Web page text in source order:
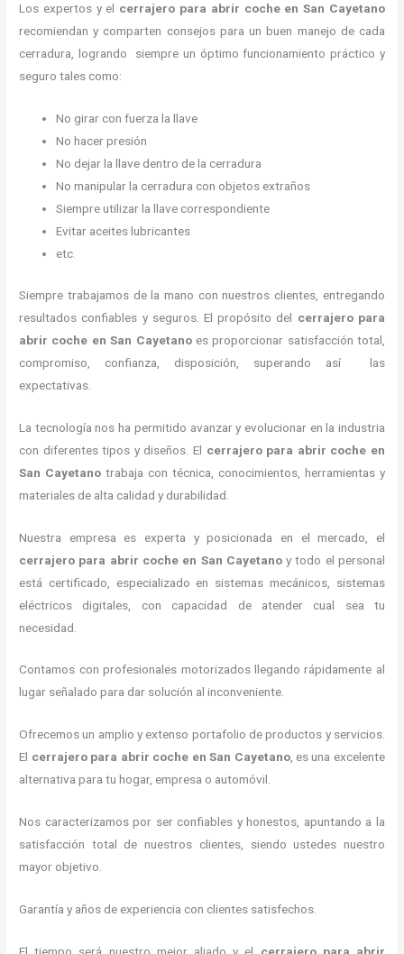
Los expertos y el cerrajero para abrir coche en San Cayetano
recomiendan y comparten consejos para un buen manejo de cada
cerradura, logrando siempre un óptimo funcionamiento práctico y
seguro tales como:
No girar con fuerza la llave
No hacer presión
No dejar la llave dentro de la cerradura
No manipular la cerradura con objetos extraños
Siempre utilizar la llave correspondiente
Evitar aceites lubricantes
etc.
Siempre trabajamos de la mano con nuestros clientes, entregando
resultados confiables y seguros. El propósito del cerrajero para
abrir coche en San Cayetanoes proporcionar satisfacción total,
compromiso, confianza, disposición, superando así las
expectativas.
La tecnología nos ha permitido avanzar y evolucionar en la industria
con diferentes tipos y diseños. El cerrajero para abrir coche en
San Cayetano trabaja con técnica, conocimientos, herramientas y
materiales de alta calidad y durabilidad.
Nuestra empresa es experta y posicionada en el mercado, el
cerrajero para abrir cocheen San Cayetanoy todo el personal
está certificado, especializado en sistemas mecánicos, sistemas
eléctricos digitales, con capacidad de atender cual sea tu
necesidad.
Contamos con profesionales motorizados llegando rápidamente al
lugar señalado para dar solución al inconveniente.
Ofrecemos un amplio y extenso portafolio de productos y servicios.
El cerrajero para abrir coche en San Cayetano, es una excelente
alternativa para tu hogar, empresa o automóvil.
Nos caracterizamos por ser confiables y honestos, apuntando a la
satisfacción total de nuestros clientes, siendo ustedes nuestro
mayor objetivo.
Garantía y años de experiencia con clientes satisfechos.